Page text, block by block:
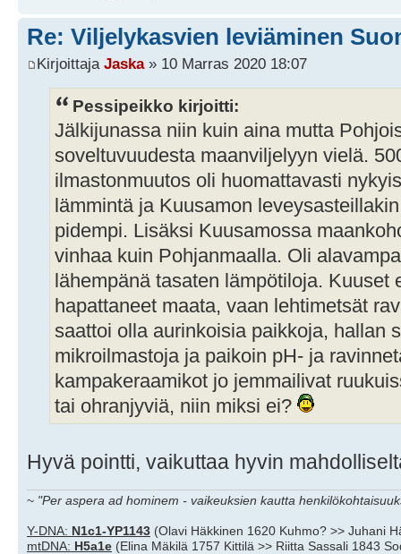
Re: Viljelykasvien leviäminen
Kirjoittaja Jaska» 10 Marras 2020 18:07
Pessipeikko kirjoitti:
Jälkijunassa niin kuin aina mutta
soveltuvuudesta maanviljelyyn vielä.
ilmastonmuutos oli huomattavasti
lämmintä ja Kuusamon
pidempi. Lisäksi Kuusamossa
vinhaa kuin Pohjanmaalla. Oli
lähempänä tasaten lämpötiloja. Kuuset
hapattaneet maata, vaan lehtimetsät
saattoi olla aurinkoisia paikkoja, hallan
mikroilmastoja ja paikoin pH- ja
kampakeraamikot jo jemmailivat
tai ohranjyviä, niin miksi ei?
Hyvä pointti, vaikuttaa hyvin
~ "Per aspera ad hominem - vaikeuksien kautta
Y-DNA: N1c1-YP1143 (Olavi Häkkinen 1620 Kuhmo? >> Juhani
mtDNA: H5a1e (Elina Mäkilä 1757 Kittilä >> Riitta Sassali 1843